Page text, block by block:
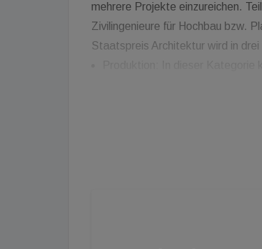
mehrere Projekte einzureichen.
Zivilingenieure für Hochbau bzw.
Staatspreis Architektur wird in
Freizeitwirtschaft sein, Objekte